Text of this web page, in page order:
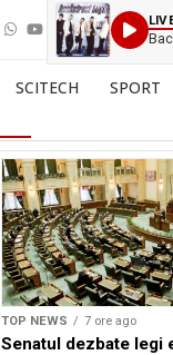
SCITECH SPORT
TOP NEWS 7 ore ago
Senatul dezbate legi